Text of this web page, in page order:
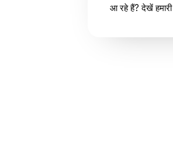
आ रहे हैं? देखें हमारी